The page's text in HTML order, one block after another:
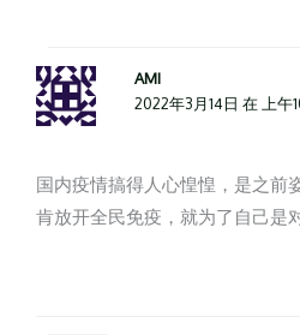
AMI
2022年3月14日 在 上午
国内疫情搞得人心惶惶，是之前
肯放开全民免疫，就为了自己是